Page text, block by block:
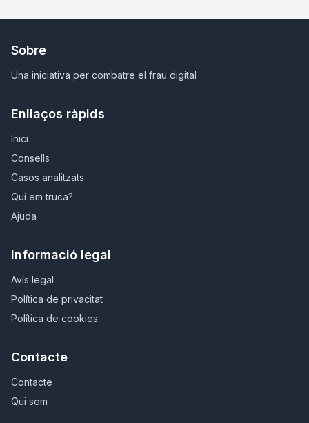
Sobre
Una iniciativa per combatre el frau digital
Enllaços ràpids
Inici
Consells
Casos analitzats
Qui em truca?
Ajuda
Informació legal
Avís legal
Política de privacitat
Política de cookies
Contacte
Contacte
Qui som